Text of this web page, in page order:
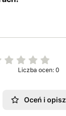
Liczba ocen: 0
Oceń i opisz